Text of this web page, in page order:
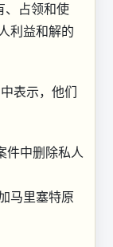
、占领和使
利益和解的
表示，他们
件中删除私人
马里塞特原